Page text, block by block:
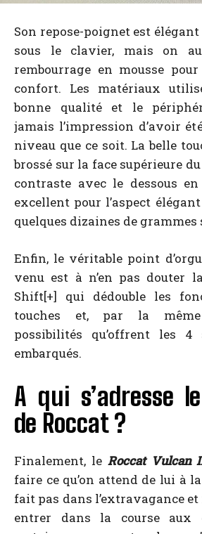
Son repose-poignet est
sous le clavier, mais on
rembourrage en mousse
confort. Les matériaux
bonne qualité et le
jamais l’impression d’avoir
niveau que ce soit. La belle
brossé sur la face supérieure
contraste avec le dessous
excellent pour l’aspect
quelques dizaines de grammes
Enfin, le véritable point
venu est à n’en pas douter
Shift[+] qui dédouble les
touches et, par la
possibilités qu’offrent les
embarqués.
A qui s’adresse
de Roccat ?
Finalement, le Roccat Vulcan
faire ce qu’on attend de lui à
fait pas dans l’extravagance et
entrer dans la course aux